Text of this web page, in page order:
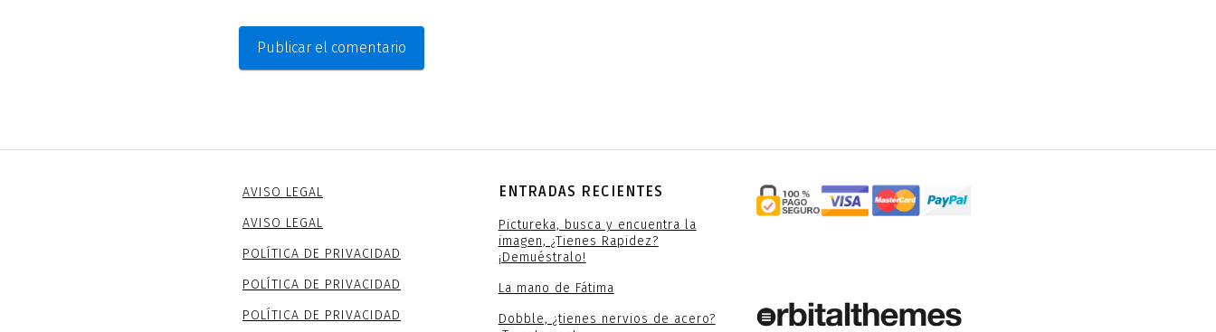
AVISO LEGAL
AVISO LEGAL
POLÍTICA DE PRIVACIDAD
POLÍTICA DE PRIVACIDAD
POLÍTICA DE PRIVACIDAD
ENTRADAS RECIENTES
Pictureka, busca y encuentra la
imagen, ¿Tienes Rapidez?
¡Demuéstralo!
La mano de Fátima
Dobble, ¿tienes nervios de acero?